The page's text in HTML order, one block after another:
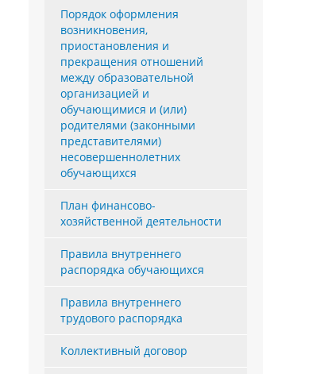
Порядок оформления
возникновения,
приостановления и
прекращения отношений
между образовательной
организацией и
обучающимися и (или)
родителями (законными
представителями)
несовершеннолетних
обучающихся
План финансово-
хозяйственной деятельности
Правила внутреннего
распорядка обучающихся
Правила внутреннего
трудового распорядка
Коллективный договор